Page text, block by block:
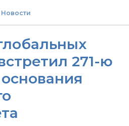
Новости
271-ю